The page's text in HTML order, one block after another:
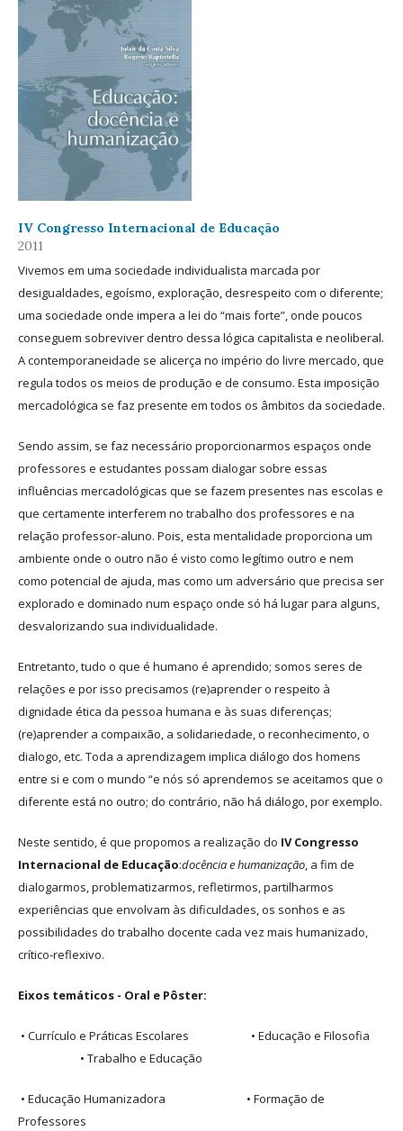
IV Congresso Internacional de Educação
2011
Vivemos em uma sociedade individualista marcada por
desigualdades, egoísmo, exploração, desrespeito com o diferente;
uma sociedade onde impera a lei do “mais forte”, onde poucos
conseguem sobreviver dentro dessa lógica capitalista e neoliberal.
A contemporaneidade se alicerça no império do livre mercado, que
regula todos os meios de produção e de consumo. Esta imposição
mercadológica se faz presente em todos os âmbitos da sociedade.
Sendo assim, se faz necessário proporcionarmos espaços onde
professores e estudantes possam dialogar sobre essas
influências mercadológicas que se fazem presentes nas escolas e
que certamente interferem no trabalho dos professores e na
relação professor-aluno. Pois, esta mentalidade proporciona um
ambiente onde o outro não é visto como legítimo outro e nem
como potencial de ajuda, mas como um adversário que precisa ser
explorado e dominado num espaço onde só há lugar para alguns,
desvalorizando sua individualidade.
Entretanto, tudo o que é humano é aprendido; somos seres de
relações e por isso precisamos (re)aprender o respeito à
dignidade ética da pessoa humana e às suas diferenças;
(re)aprender a compaixão, a solidariedade, o reconhecimento, o
dialogo, etc. Toda a aprendizagem implica diálogo dos homens
entre si e com o mundo “e nós só aprendemos se aceitamos que o
diferente está no outro; do contrário, não há diálogo, por exemplo.
Neste sentido, é que propomos a realização do IV Congresso
Internacional de Educação:docência e humanização, a fim de
dialogarmos, problematizarmos, refletirmos, partilharmos
experiências que envolvam às dificuldades, os sonhos e as
possibilidades do trabalho docente cada vez mais humanizado,
crítico-reflexivo.
Eixos temáticos - Oral e Pôster:
• Currículo e Práticas Escolares • Educação e Filosofia
• Trabalho e Educação
• Educação Humanizadora • Formação de
Professores